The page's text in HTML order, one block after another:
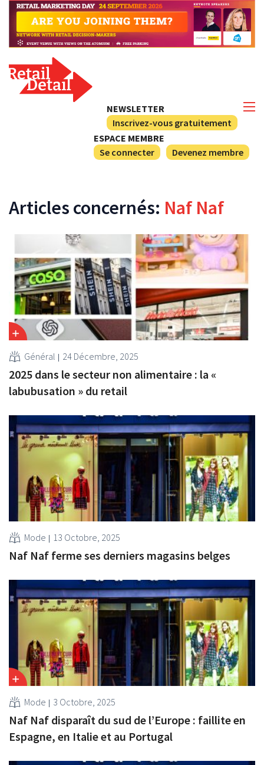
NEWSLETTER
Inscrivez-vous gratuitement
ESPACE MEMBRE
Se connecter
Devenez membre
Articles concernés: Naf Naf
Général 24 Décembre, 2025
2025 dans le secteur non alimentaire : la «
labubusation » du retail
Mode 13 Octobre, 2025
Naf Naf ferme ses derniers magasins belges
Mode 3 Octobre, 2025
Naf Naf disparaît du sud de l’Europe : faillite en
Espagne, en Italie et au Portugal